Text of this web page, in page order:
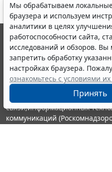
Мы обрабатываем
браузера и используем
аналитики в целях
работоспособности сайта,
исследований и обзоров. Вы
запретить обработку
настройках браузера.
ознакомьтесь с условиями
Принять
© ООО "НПП "ГАРАНТ-
выпускается с 1990 года.
являются участниками
информации ГАРАНТ.
Портал ГАРАНТ.РУ
издания Федеральной
связи,информационных
коммуникаций